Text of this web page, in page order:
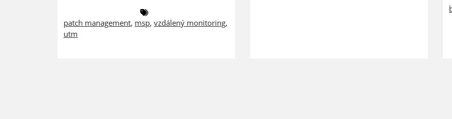
patch management, msp, vzdálený monitoring,
utm